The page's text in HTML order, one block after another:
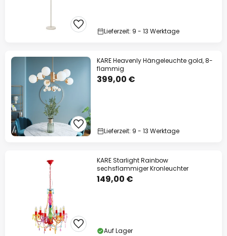
Lieferzeit: 9 - 13 Werktage
KARE Heavenly Hängeleuchte gold, 8-
flammig
399,00 €
Lieferzeit: 9 - 13 Werktage
KARE Starlight Rainbow
sechsflammiger Kronleuchter
149,00 €
Auf Lager